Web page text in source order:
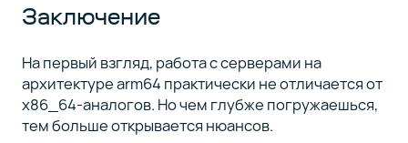
Заключение
На первый взгляд, работа с серверами на
архитектуре arm64 практически не отличается от
x86_64-аналогов. Но чем глубже погружаешься,
тем больше открывается нюансов.